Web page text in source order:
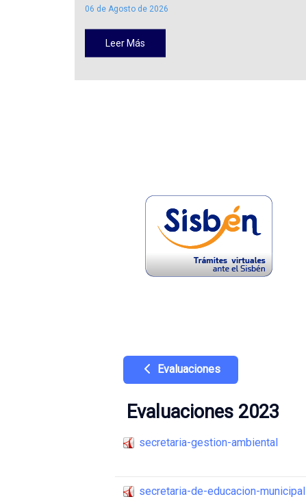
06 de Agosto de 2026
Leer Más
Evaluaciones
Evaluaciones 2023
secretaria-gestion-ambiental
secretaria-de-educacion-municipal